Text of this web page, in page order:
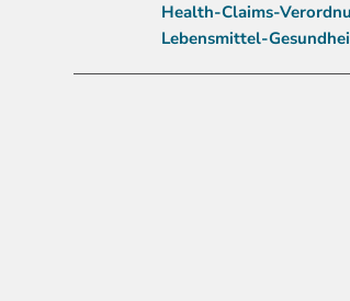
Health-Claims-
Lebensmittel-